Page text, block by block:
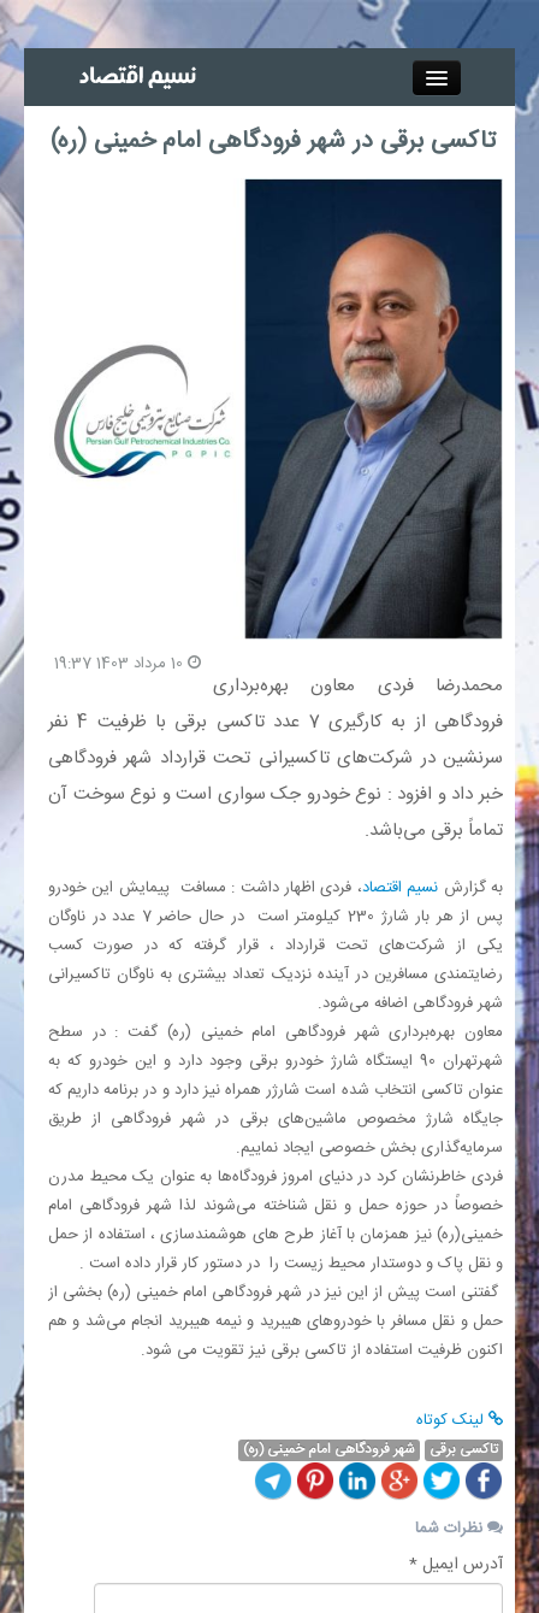
جذب خبرنگار
پیوند‌ها
چند رسانه‌ای
اجتماعی
صنعت معدن و تجارت
بیمه و بورس
بانک
اقتصاد
خانه
تاکسی برقی در شهر فرودگاهی امام خمینی (ره)
محمدرضا فردی معاون بهره‌برداری
فرودگاهی از به کارگیری 7 عدد تاکسی برقی با ظرفیت 4 نفر
سرنشین در شرکت‌های تاکسیرانی تحت قرارداد شهر فرودگاهی
خبر داد و افزود : نوع خودرو جک سواری است و نوع سوخت آن
تماماً برقی می‌باشد.
به گزارش نسیم اقتصاد، فردی اظهار داشت : مسافت پیمایش این خودرو
پس از هر بار شارژ 230 کیلومتر است در حال حاضر 7 عدد در ناوگان
یکی از شرکت‌های تحت قرارداد ، قرار گرفته که در صورت کسب
رضایتمندی مسافرین در آینده نزدیک تعداد بیشتری به ناوگان تاکسیرانی
شهر فرودگاهی اضافه می‌شود.
معاون بهره‌برداری شهر فرودگاهی امام خمینی (ره) گفت : در سطح
شهرتهران 90 ایستگاه شارژ خودرو برقی وجود دارد و این خودرو که به
عنوان تاکسی انتخاب شده است شارژر همراه نیز دارد و در برنامه داریم که
جایگاه شارژ مخصوص ماشین‌های برقی در شهر فرودگاهی از طریق
سرمایه‌گذاری بخش خصوصی ایجاد نماییم.
فردی خاطرنشان کرد در دنیای امروز فرودگاه‌ها به عنوان یک محیط مدرن
خصوصاً در حوزه حمل و نقل شناخته می‌شوند لذا شهر فرودگاهی امام
خمینی(ره) نیز همزمان با آغاز طرح های هوشمندسازی ، استفاده از حمل
و نقل پاک و دوستدار محیط زیست را در دستور کار قرار داده است .
گفتنی است پیش از این نیز در شهر فرودگاهی امام خمینی (ره) بخشی از
حمل و نقل مسافر با خودروهای هیبرید و نیمه هیبرید انجام می‌شد و هم
اکنون ظرفیت استفاده از تاکسی برقی نیز تقویت می شود.
لینک کوتاه
تاکسی برقی شهر فرودگاهی امام خمینی (ره)
نظرات شما
آدرس ایمیل *